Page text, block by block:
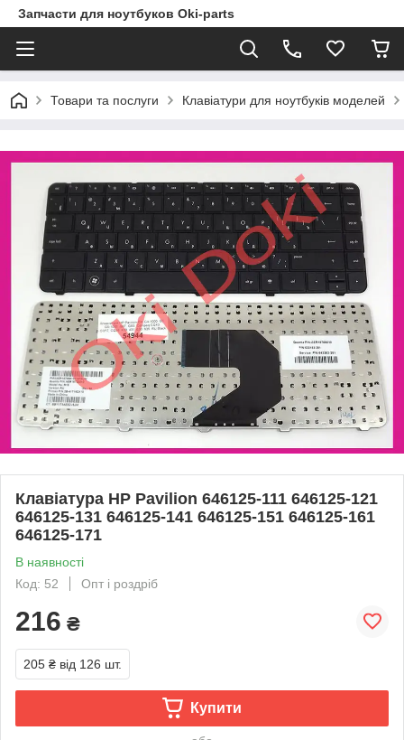
Запчасти для ноутбуков Oki-parts
Товари та послуги Клавіатури для ноутбуків моделей
Клавіатура HP Pavilion 646125-111 646125-121
646125-131 646125-141 646125-151 646125-161
646125-171
В наявності
Код: 52
Опт і роздріб
216 ₴
205 ₴ від 126 шт.
Купити